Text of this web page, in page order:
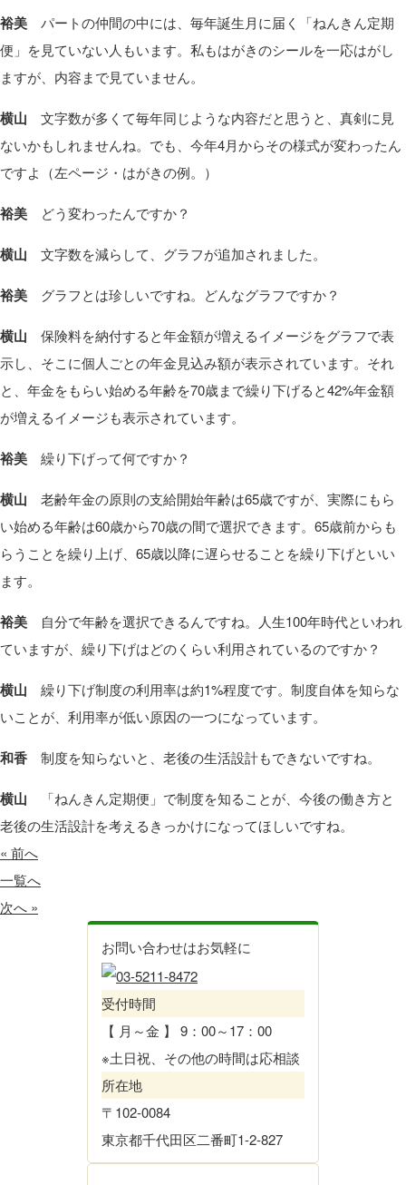
裕美 パートの仲間の中には、毎年誕生月に届く「ねんきん定期
便」を見ていない人もいます。私もはがきのシールを一応はがし
ますが、内容まで見ていません。
横山 文字数が多くて毎年同じような内容だと思うと、真剣に見
ないかもしれませんね。でも、今年4月からその様式が変わったん
ですよ（左ページ・はがきの例。）
裕美 どう変わったんですか？
横山 文字数を減らして、グラフが追加されました。
裕美 グラフとは珍しいですね。どんなグラフですか？
横山 保険料を納付すると年金額が増えるイメージをグラフで表
示し、そこに個人ごとの年金見込み額が表示されています。それ
と、年金をもらい始める年齢を70歳まで繰り下げると42%年金額
が増えるイメージも表示されています。
裕美 繰り下げって何ですか？
横山 老齢年金の原則の支給開始年齢は65歳ですが、実際にもら
い始める年齢は60歳から70歳の間で選択できます。65歳前からも
らうことを繰り上げ、65歳以降に遅らせることを繰り下げといい
ます。
裕美 自分で年齢を選択できるんですね。人生100年時代といわれ
ていますが、繰り下げはどのくらい利用されているのですか？
横山 繰り下げ制度の利用率は約1%程度です。制度自体を知らな
いことが、利用率が低い原因の一つになっています。
和香 制度を知らないと、老後の生活設計もできないですね。
横山 「ねんきん定期便」で制度を知ることが、今後の働き方と
老後の生活設計を考えるきっかけになってほしいですね。
« 前へ
一覧へ
次へ »
お問い合わせはお気軽に
受付時間
【 月～金 】 9：00～17：00
※土日祝、その他の時間は応相談
所在地
〒102-0084
東京都千代田区二番町1-2-827